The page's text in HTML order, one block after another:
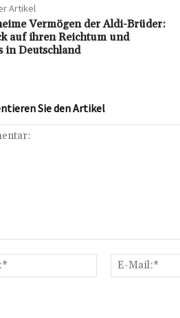
Artikel
Vermögen der Aldi-Brüder:
auf ihren Reichtum und
in Deutschland
Sie den Artikel
Name:*